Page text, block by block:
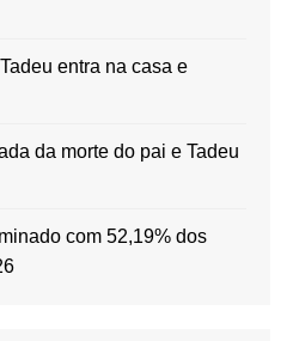
entra na casa e
da morte do pai e Tadeu
com 52,19% dos